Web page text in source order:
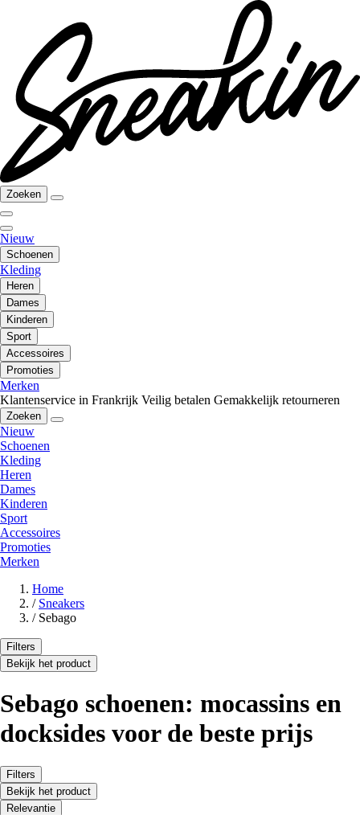
Zoeken
Nieuw
Schoenen
Kleding
Heren
Dames
Kinderen
Sport
Accessoires
Promoties
Merken
Klantenservice in Frankrijk Veilig betalen Gemakkelijk retourneren
Zoeken
Nieuw
Schoenen
Kleding
Heren
Dames
Kinderen
Sport
Accessoires
Promoties
Merken
Home
/ Sneakers
/ Sebago
Filters
Bekijk het product
Sebago schoenen: mocassins en
docksides voor de beste prijs
Filters
Bekijk het product
Relevantie